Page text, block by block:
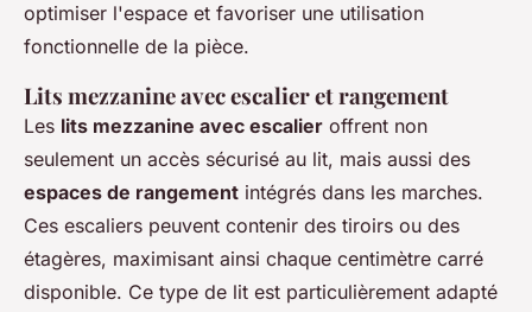
optimiser l'espace et favoriser une utilisation
fonctionnelle de la pièce.
Lits mezzanine avec escalier et rangement
Les lits mezzanine avec escalier offrent non
seulement un accès sécurisé au lit, mais aussi des
espaces de rangement intégrés dans les marches.
Ces escaliers peuvent contenir des tiroirs ou des
étagères, maximisant ainsi chaque centimètre carré
disponible. Ce type de lit est particulièrement adapté